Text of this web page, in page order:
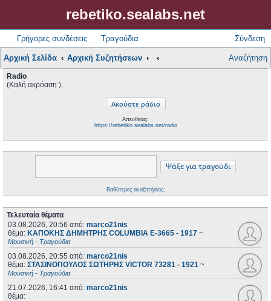
rebetiko.sealabs.net
Γρήγορες συνδέσεις Τραγούδια Σύνδεση
Αρχική Σελίδα Αρχική Συζητήσεων Αναζήτηση
Radio
(Καλή ακρόαση )..
Απευθείας:
https://rebetiko.sealabs.net/radio
Βαθύτερες αναζητήσεις;
Τελευταία θέματα
03.08.2026, 20:56 από: marco21nis
θέμα: ΚΑΠΟΚΗΣ ΔΗΜΗΤΡΗΣ COLUMBIA E-3665 - 1917 ~
Μουσική - Τραγούδια
03.08.2026, 20:55 από: marco21nis
θέμα: ΣΤΑΣΙΝΟΠΟΥΛΟΣ ΣΩΤΗΡΗΣ VICTOR 73281 - 1921 ~
Μουσική - Τραγούδια
21.07.2026, 16:41 από: marco21nis
θέμα: